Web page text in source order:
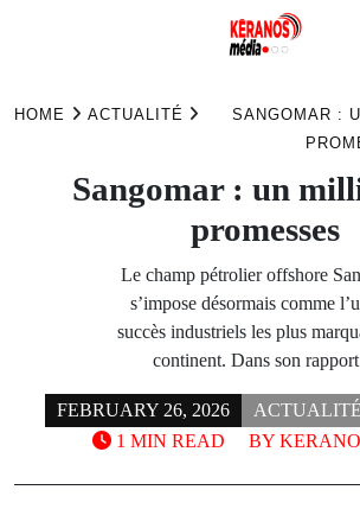
HOME ACTUALITÉ
SANGOMAR :
Sangomar : un
promesses
Le champ pétrolier offshore
s’impose désormais comme
succès industriels les plus
continent. Dans son
FEBRUARY 26, 2026 ACTUALITÉ
BY
1 MIN READ